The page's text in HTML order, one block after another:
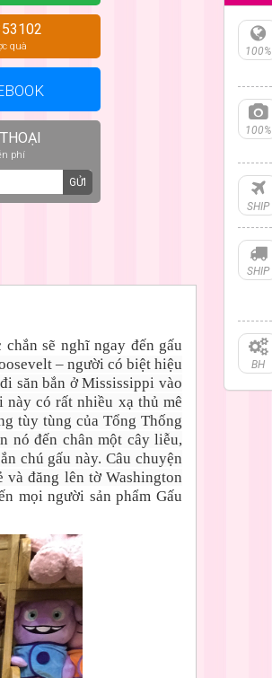
quà
phí
GỬI
sẽ nghĩ ngay đến gấu
– người có biệt hiệu
săn bắn ở Mississippi vào
này có rất nhiều xạ thủ mê
tùy tùng của Tổng Thống
nó đến chân một cây liễu,
chú gấu này. Câu chuyện
đăng lên tờ Washington
mọi người sản phẩm Gấu
100%
100%
SHIP
SHIP
BH